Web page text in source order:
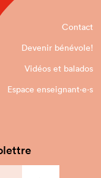
Contact
Devenir bénévole!
Vidéos et balados
Espace enseignant·e⋅s